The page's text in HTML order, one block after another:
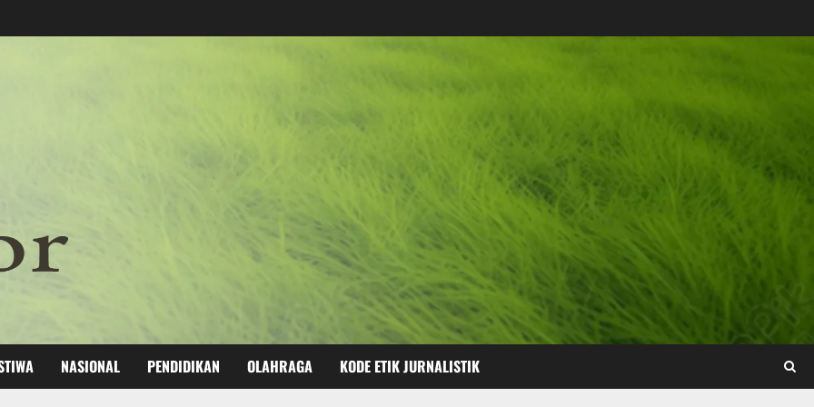
NASIONAL PENDIDIKAN OLAHRAGA KODE ETIK JURNALISTIK